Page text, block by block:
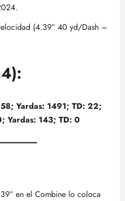
(4.39″ 40 yd/Dash –
Yardas: 1491; TD: 22;
Yardas: 143; TD: 0
en el Combine lo coloca